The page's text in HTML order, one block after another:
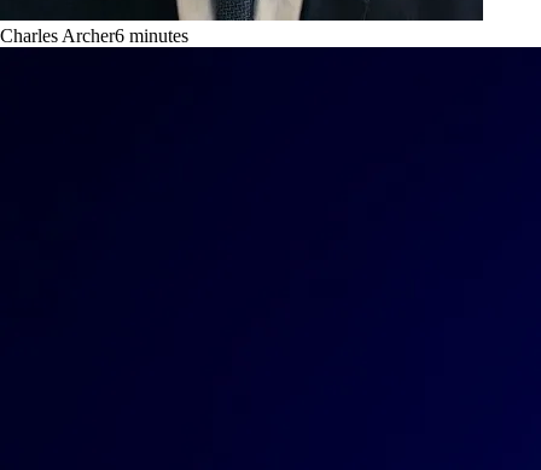
Charles Archer6 minutes